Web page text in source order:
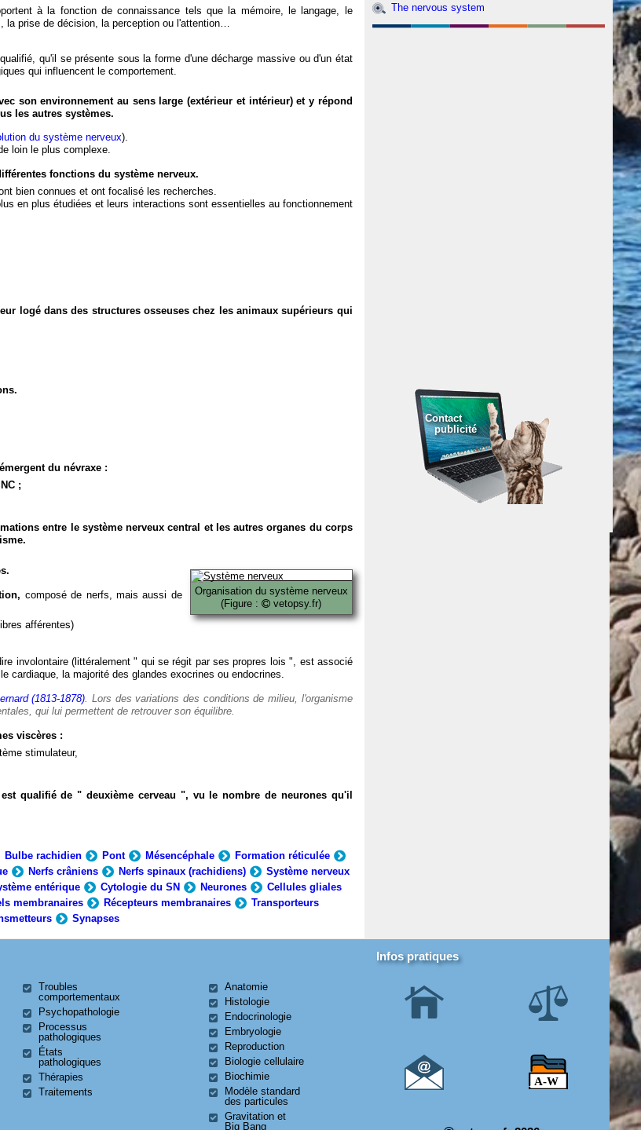
à la fonction de connaissance tels que la mémoire, le langage, le
la prise de décision, la perception ou l'attention…
qu'il se présente sous la forme d'une décharge massive ou d'un état
qui influencent le comportement.
son environnement au sens large (extérieur et intérieur) et y répond
les autres systèmes.
du système nerveux).
loin le plus complexe.
fonctions du système nerveux.
bien connues et ont focalisé les recherches.
en plus étudiées et leurs interactions sont essentielles au fonctionnement
logé dans des structures osseuses chez les animaux supérieurs qui
du névraxe :
;
entre le système nerveux central et les autres organes du corps
Organisation du système nerveux
(Figure :
vetopsy.fr)
composé de nerfs, mais aussi de
afférentes)
involontaire (littéralement " qui se régit par ses propres lois ", est associé
cardiaque, la majorité des glandes exocrines ou endocrines.
(1813-1878). Lors des variations des conditions de milieu, l'organisme
qui lui permettent de retrouver son équilibre.
viscères :
stimulateur,
qualifié de " deuxième cerveau ", vu le nombre de neurones qu'il
Bulbe rachidien Pont Mésencéphale
Formation réticulée
Nerfs crâniens Nerfs spinaux (rachidiens)
Système nerveux
entérique Cytologie du SN Neurones
Cellules gliales
membranaires Récepteurs membranaires
Transporteurs
Synapses
The nervous system
Contact
publicité
Troubles
comportementaux
Psychopathologie
Processus
pathologiques
États
pathologiques
Thérapies
Traitements
Anatomie
Histologie
Endocrinologie
Embryologie
Reproduction
Biologie cellulaire
Biochimie
Modèle standard
des particules
Gravitation et
Big Bang
Infos pratiques